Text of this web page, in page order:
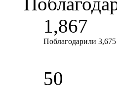
1,867
Поблагодарили 3,675
50